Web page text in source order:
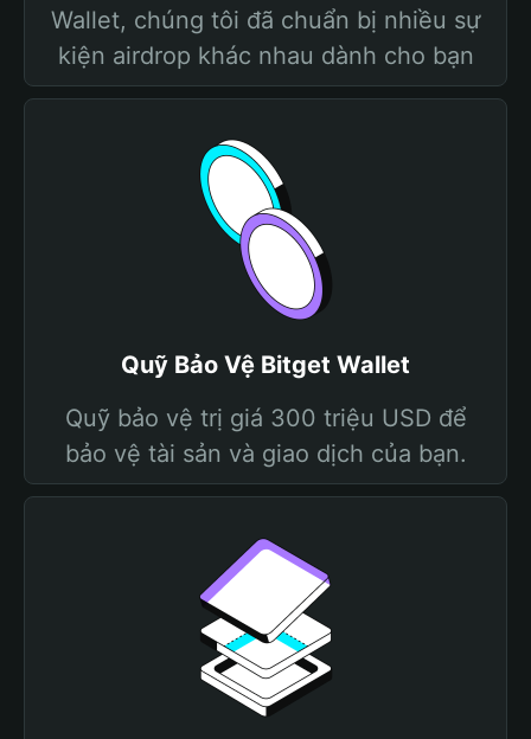
Wallet, chúng tôi đã chuẩn bị nhiều sự
kiện airdrop khác nhau dành cho bạn
Quỹ Bảo Vệ Bitget Wallet
Quỹ bảo vệ trị giá 300 triệu USD để
bảo vệ tài sản và giao dịch của bạn.